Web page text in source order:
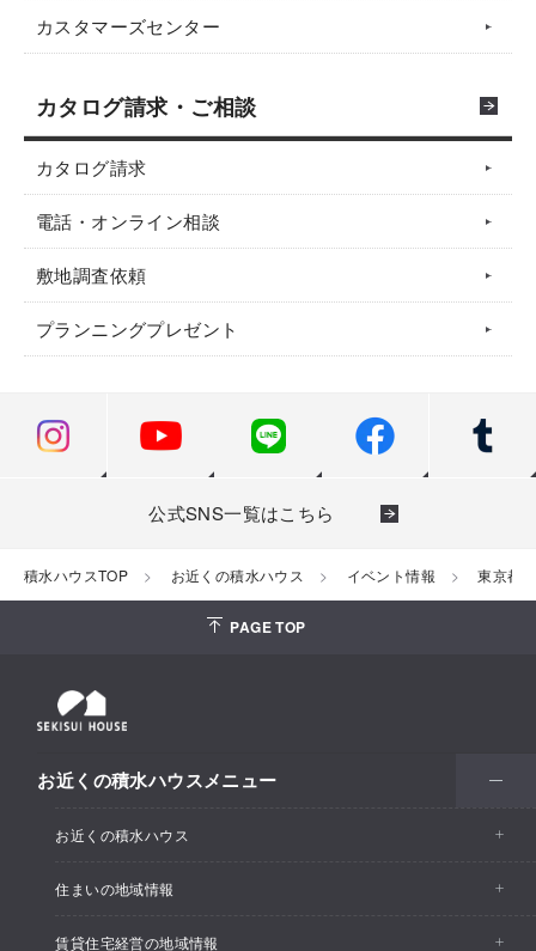
カスタマーズセンター
カタログ請求・ご相談
カタログ請求
電話・オンライン相談
敷地調査依頼
プランニングプレゼント
公式SNS一覧はこちら
積水ハウスTOP お近くの積水ハウス イベント情報 東京都
PAGE TOP
お近くの積水ハウスメニュー
お近くの積水ハウス
お近くの積水ハウストップ
住まいの地域情報
イベント情報
賃貸住宅経営の地域情報